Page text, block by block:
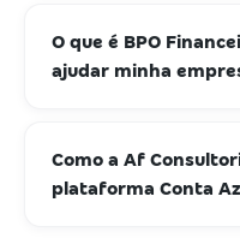
O que é BPO
ajudar minha
Como a Af
plataforma Conta